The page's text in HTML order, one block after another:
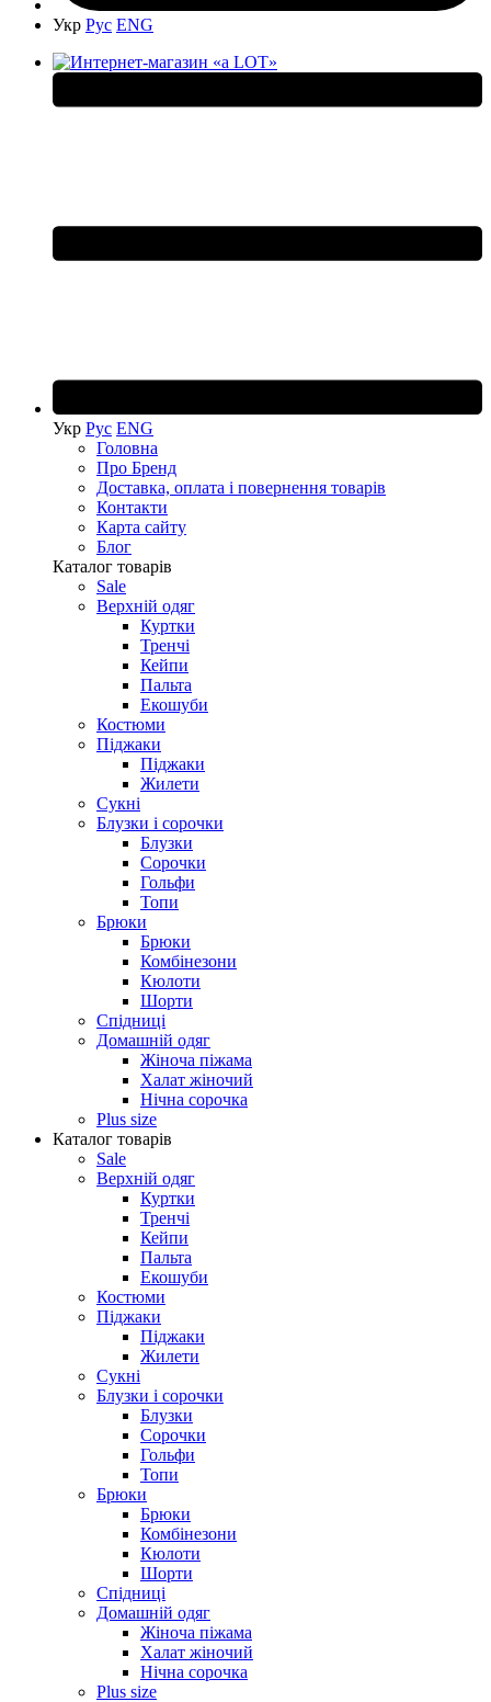
Укр Рус ENG
Укр Рус ENG
Головна
Про Бренд
Доставка, оплата і повернення товарів
Контакти
Карта сайту
Блог
Каталог товарів
Sale
Верхній одяг
Куртки
Тренчі
Кейпи
Пальта
Екошуби
Костюми
Піджаки
Піджаки
Жилети
Сукні
Блузки і сорочки
Блузки
Сорочки
Гольфи
Топи
Брюки
Брюки
Комбінезони
Кюлоти
Шорти
Спідниці
Домашній одяг
Жіноча піжама
Халат жіночий
Нічна сорочка
Plus size
Каталог товарів
Sale
Верхній одяг
Куртки
Тренчі
Кейпи
Пальта
Екошуби
Костюми
Піджаки
Піджаки
Жилети
Сукні
Блузки і сорочки
Блузки
Сорочки
Гольфи
Топи
Брюки
Брюки
Комбінезони
Кюлоти
Шорти
Спідниці
Домашній одяг
Жіноча піжама
Халат жіночий
Нічна сорочка
Plus size